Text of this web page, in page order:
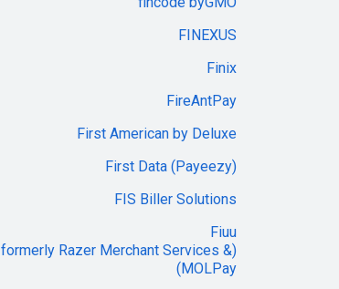
FINEXUS
Finix
FireAntPay
First American by Deluxe
First Data (Payeezy)
FIS Biller Solutions
Fiuu
(formerly Razer Merchant Services &
MOLPay)